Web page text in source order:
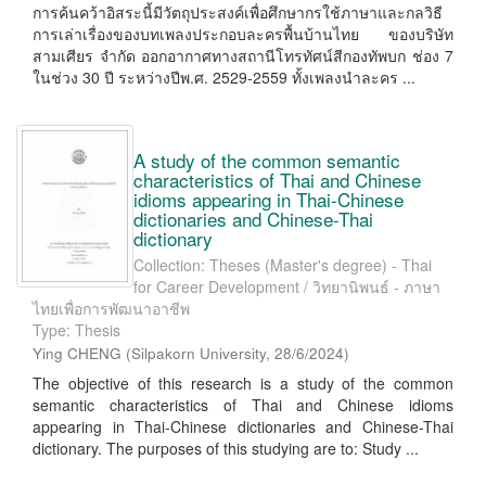
การค้นคว้าอิสระนี้มีวัตถุประสงค์เพื่อศึกษากรใช้ภาษาและกลวิธี
การเล่าเรื่องของบทเพลงประกอบละครพื้นบ้านไทย ของบริษัท
สามเศียร จำกัด ออกอากาศทางสถานีโทรทัศน์สีกองทัพบก ช่อง 7
ในช่วง 30 ปี ระหว่างปีพ.ศ. 2529-2559 ทั้งเพลงนำละคร ...
A study of the common semantic
characteristics of Thai and Chinese
idioms appearing in Thai-Chinese
dictionaries and Chinese-Thai
dictionary
Collection: Theses (Master's degree) - Thai
for Career Development / วิทยานิพนธ์ - ภาษา
ไทยเพื่อการพัฒนาอาชีพ
Type: Thesis
Ying CHENG (Silpakorn University, 28/6/2024)
The objective of this research is a study of the common
semantic characteristics of Thai and Chinese idioms
appearing in Thai-Chinese dictionaries and Chinese-Thai
dictionary. The purposes of this studying are to: Study ...